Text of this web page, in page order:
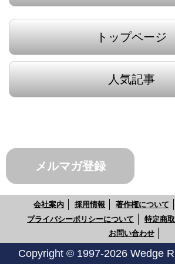
トップページ
人気記事
メルマガ登録
会社案内 採用情報 著作権について
プライバシーポリシーについて
特定商
お問い合わせ
Copyright © 1997-2026 Wedge